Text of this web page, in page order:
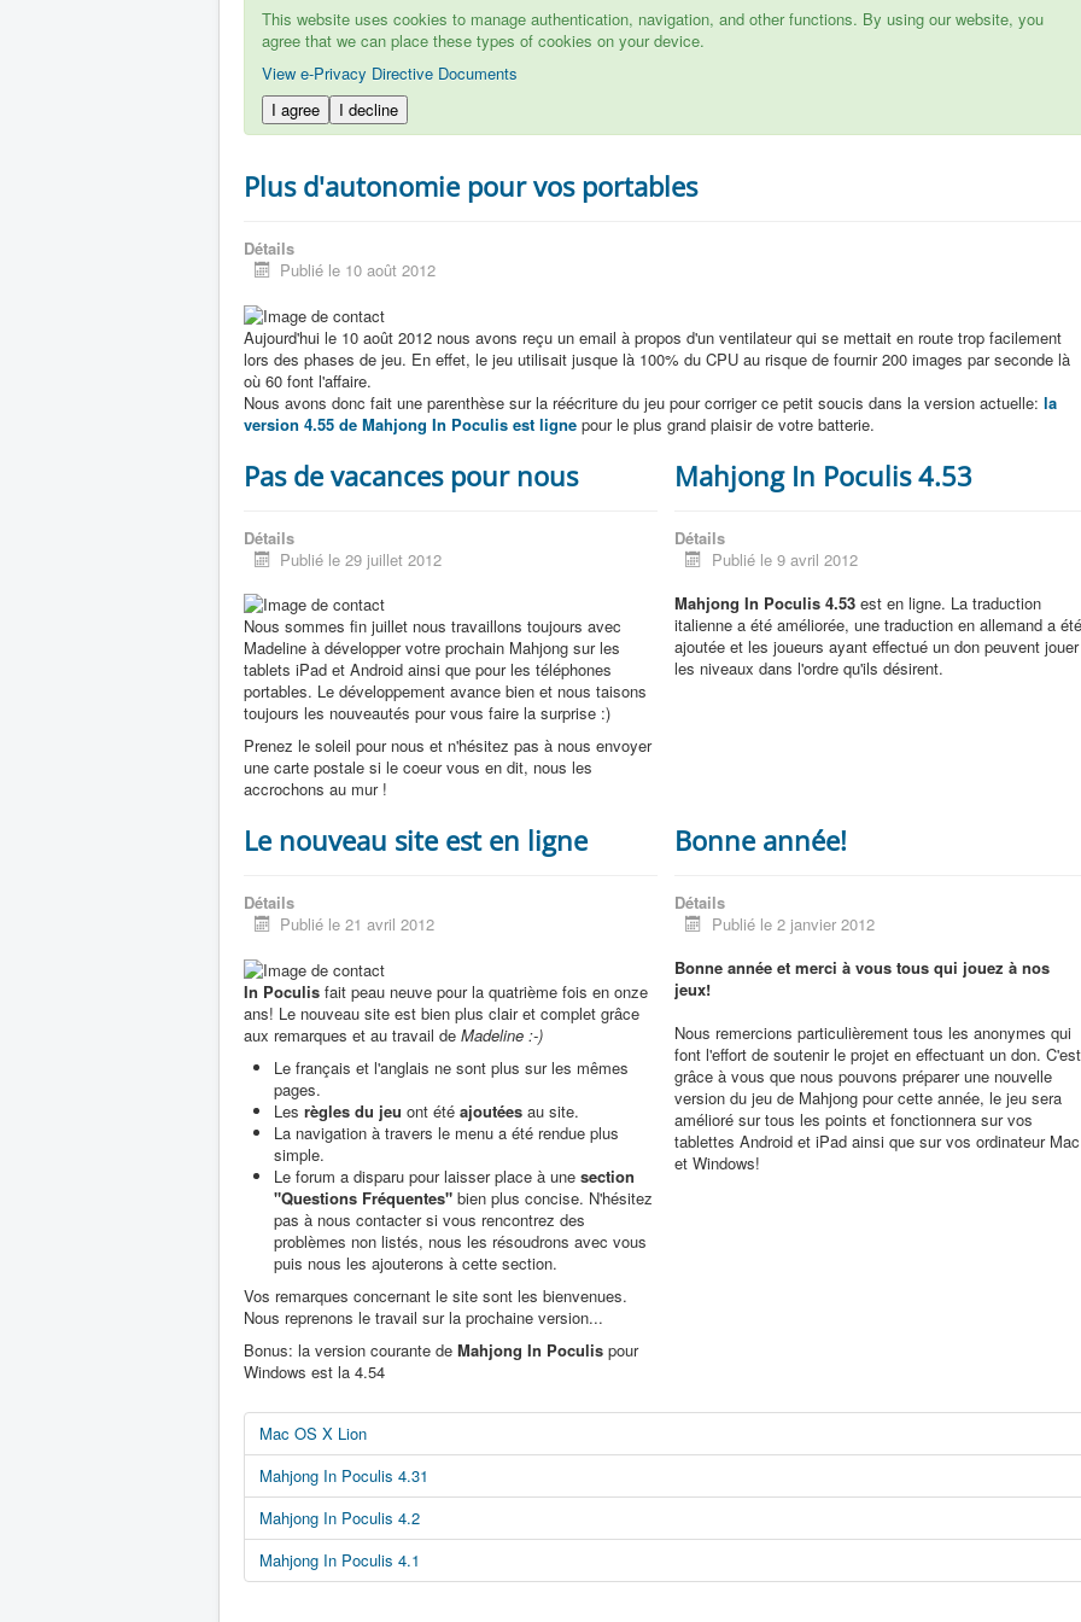
This website uses cookies to manage authentication, navigation, and other functions. By using our website, you
agree that we can place these types of cookies on your device.
View e-Privacy Directive Documents
I agree
I decline
Plus d'autonomie pour vos portables
Détails
Publié le 10 août 2012
Aujourd'hui le 10 août 2012 nous avons reçu un email à propos d'un ventilateur qui se mettait en route trop facilement
lors des phases de jeu. En effet, le jeu utilisait jusque là 100% du CPU au risque de fournir 200 images par seconde là
où 60 font l'affaire.
Nous avons donc fait une parenthèse sur la réécriture du jeu pour corriger ce petit soucis dans la version actuelle: la
version 4.55 de Mahjong In Poculis est ligne pour le plus grand plaisir de votre batterie.
Pas de vacances pour nous
Détails
Publié le 29 juillet 2012
Nous sommes fin juillet nous travaillons toujours avec
Madeline à développer votre prochain Mahjong sur les
tablets iPad et Android ainsi que pour les téléphones
portables. Le développement avance bien et nous taisons
toujours les nouveautés pour vous faire la surprise :)
Prenez le soleil pour nous et n'hésitez pas à nous envoyer
une carte postale si le coeur vous en dit, nous les
accrochons au mur !
Mahjong In Poculis 4.53
Détails
Publié le 9 avril 2012
Mahjong In Poculis 4.53 est en ligne. La traduction
italienne a été améliorée, une traduction en allemand a
ajoutée et les joueurs ayant effectué un don peuvent jouer
les niveaux dans l'ordre qu'ils désirent.
Le nouveau site est en ligne
Détails
Publié le 21 avril 2012
In Poculis fait peau neuve pour la quatrième fois en onze
ans! Le nouveau site est bien plus clair et complet grâce
aux remarques et au travail de Madeline :-)
Le français et l'anglais ne sont plus sur les mêmes
pages.
Les règles du jeu ont été ajoutées au site.
La navigation à travers le menu a été rendue plus
simple.
Le forum a disparu pour laisser place à une section
"Questions Fréquentes" bien plus concise. N'hésitez
pas à nous contacter si vous rencontrez des
problèmes non listés, nous les résoudrons avec vous
puis nous les ajouterons à cette section.
Vos remarques concernant le site sont les bienvenues.
Nous reprenons le travail sur la prochaine version...
Bonus: la version courante de Mahjong In Poculis pour
Windows est la 4.54
Bonne année!
Détails
Publié le 2 janvier 2012
Bonne année et merci à vous tous qui jouez à nos
jeux!
Nous remercions particulièrement tous les anonymes qui
font l'effort de soutenir le projet en effectuant un don. C'est
grâce à vous que nous pouvons préparer une nouvelle
version du jeu de Mahjong pour cette année, le jeu sera
amélioré sur tous les points et fonctionnera sur vos
tablettes Android et iPad ainsi que sur vos ordinateur Mac
et Windows!
Mac OS X Lion
Mahjong In Poculis 4.31
Mahjong In Poculis 4.2
Mahjong In Poculis 4.1